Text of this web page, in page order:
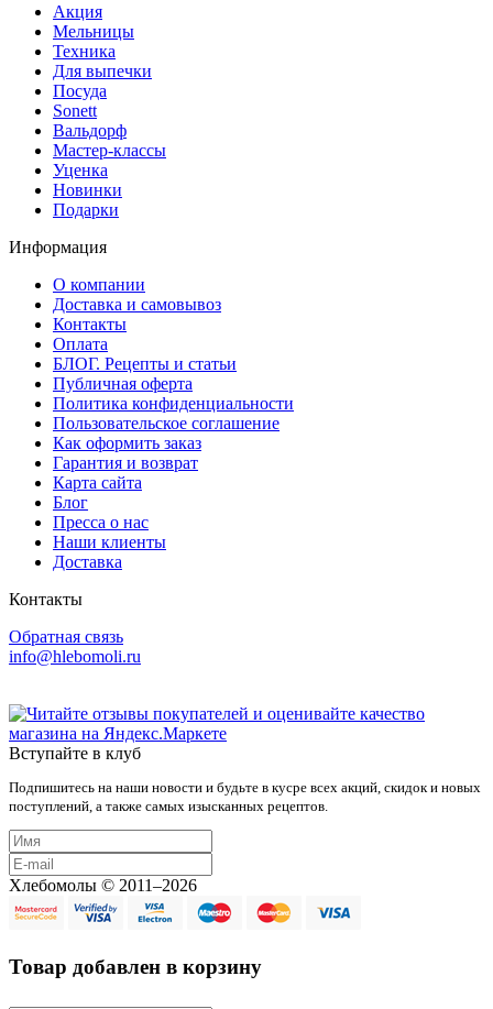
Акция
Мельницы
Техника
Для выпечки
Посуда
Sonett
Вальдорф
Мастер-классы
Уценка
Новинки
Подарки
Информация
О компании
Доставка и самовывоз
Контакты
Оплата
БЛОГ. Рецепты и статьи
Публичная оферта
Политика конфиденциальности
Пользовательское соглашение
Как оформить заказ
Гарантия и возврат
Карта сайта
Блог
Пресса о нас
Наши клиенты
Доставка
Контакты
Обратная связь
info@hlebomoli.ru
Вступайте в клуб
Подпишитесь на наши новости и будьте в кусре всех акций, скидок и новых
поступлений, а также самых изысканных рецептов.
Хлебомолы © 2011–2026
Товар добавлен в корзину